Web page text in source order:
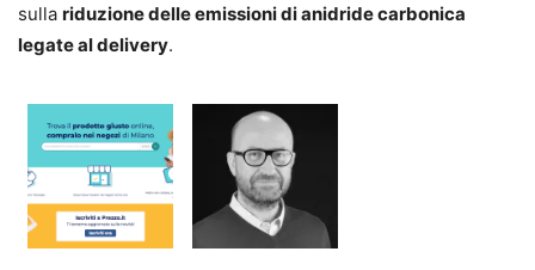
sulla riduzione delle emissioni di anidride carbonica
legate al delivery.